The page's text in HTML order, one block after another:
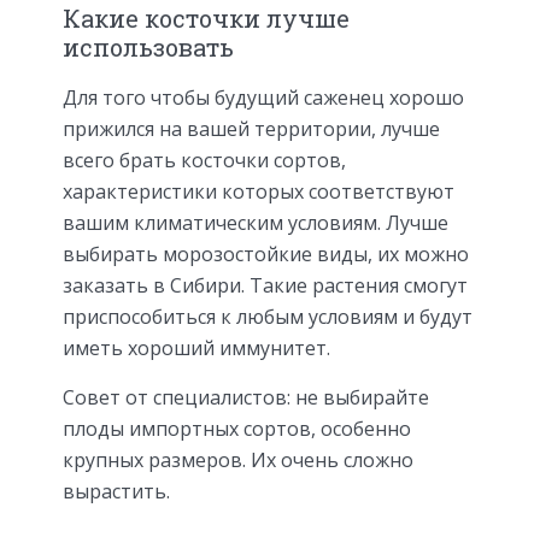
Какие косточки лучше
использовать
Для того чтобы будущий саженец хорошо
прижился на вашей территории, лучше
всего брать косточки сортов,
характеристики которых соответствуют
вашим климатическим условиям. Лучше
выбирать морозостойкие виды, их можно
заказать в Сибири. Такие растения смогут
приспособиться к любым условиям и будут
иметь хороший иммунитет.
Совет от специалистов: не выбирайте
плоды импортных сортов, особенно
крупных размеров. Их очень сложно
вырастить.